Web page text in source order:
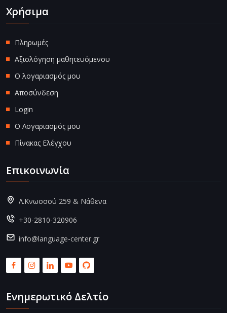
Χρήσιμα
Πληρωμές
Αξιολόγηση μαθητευόμενου
Ο λογαριασμός μου
Αποσύνδεση
Login
Ο Λογαριασμός μου
Πίνακας Ελέγχου
Επικοινωνία
Λ.Κνωσσού 259 & Νάθενα
+30-2810-320906
info@language-center.gr
Ενημερωτικό Δελτίο